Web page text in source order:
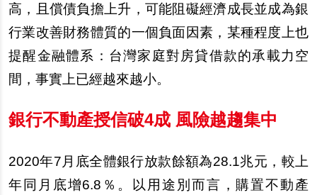
高，且償債負擔上升，可能阻礙經濟成長並成為銀
行業改善財務體質的一個負面因素，某種程度上也
提醒金融體系： 台灣家庭對房貸借款的承載力空
間，事實上已經越來越小。
銀行不動產授信破4成 風險越趨集中
2020年7月底全體銀行放款餘額為28.1兆元，較上
年同月底增6.8％。以用途別而言，購置不動 產